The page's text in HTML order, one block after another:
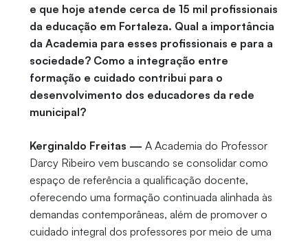
e que hoje atende cerca de 15 mil profissionais
da educação em Fortaleza. Qual a importância
da Academia para esses profissionais e para a
sociedade? Como a integração entre
formação e cuidado contribui para o
desenvolvimento dos educadores da rede
municipal?
Kerginaldo Freitas — A Academia do Professor
Darcy Ribeiro vem buscando se consolidar como
espaço de referência a qualificação docente,
oferecendo uma formação continuada alinhada às
demandas contemporâneas, além de promover o
cuidado integral dos professores por meio de uma